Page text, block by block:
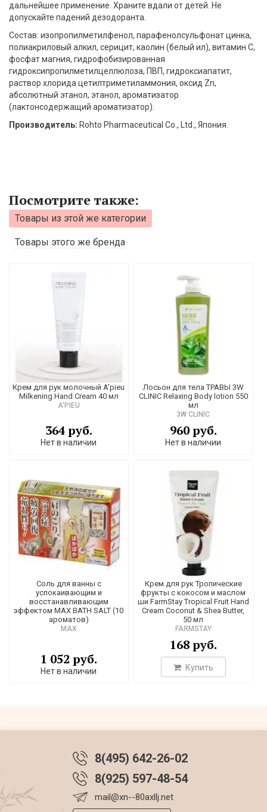
дальнейшее применение. Храните вдали от детей. Не
допускайте падений дезодоранта.
Состав: изопропилметилфенол, парафенолсульфонат цинка,
полиакриловый алкил, серицит, каолин (белый ил), витамин С,
фосфат магния, гидрофобизированная
гидроксипропилметилцеллюлоза, ПВП, гидроксиапатит,
раствор хлорида цетилтриметиламмония, оксид Zn,
абсолютный этанол, этанол, ароматизатор
(лактонсодержащий ароматизатор).
Производитель: Rohto Pharmaceutical Co., Ltd., Япония.
Посмотрите также:
Товары из этой же категории
Товары этого же бренда
Крем для рук молочный A'pieu
Milkening Hand Cream 40 мл
A'PIEU
364 руб.
Нет в наличии
Лосьон для тела ТРАВЫ 3W
CLINIC Relaxing Body lotion 550
мл
3W CLINIC
960 руб.
Нет в наличии
Соль для ванны с
успокаивающим и
восстанавливающим
эффектом MAX BATH SALT (10
ароматов)
MAX
1 052 руб.
Нет в наличии
Крем для рук Тропические
фрукты с кокосом и маслом
ши FarmStay Tropical Fruit Hand
Cream Coconut & Shea Butter,
50 мл
FARMSTAY
168 руб.
Купить
8(495) 642-26-02
8(925) 597-48-54
mail@xn--80axllj.net